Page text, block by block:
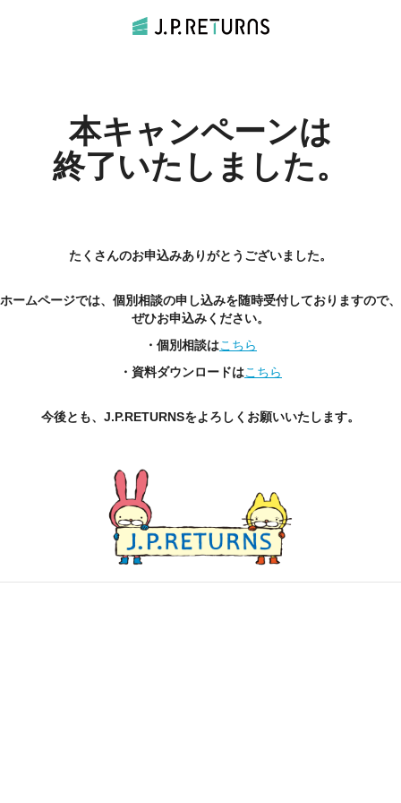
本キャンペーンは
終了いたしました。
たくさんのお申込みありがとうございました。
ホームページでは、個別相談の申し込みを随時受付しておりますので、
ぜひお申込みください。
・個別相談はこちら
・資料ダウンロードはこちら
今後とも、J.P.RETURNSをよろしくお願いいたします。